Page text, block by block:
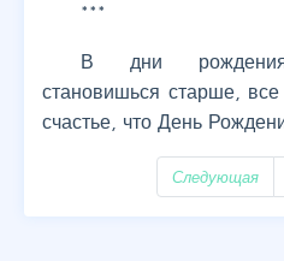
***
В дни
становишься старше,
счастье, что День
Следующая